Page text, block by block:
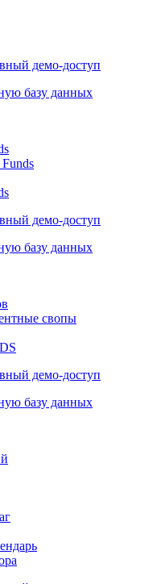
демо-доступ
базу данных
демо-доступ
базу данных
свопы
демо-доступ
базу данных